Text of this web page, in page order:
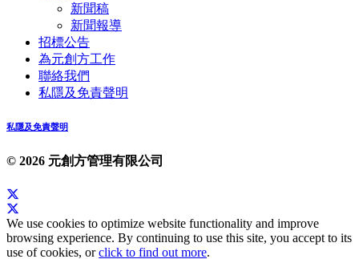
新聞稿
新聞報導
招標公告
為元創方工作
聯絡我們
私隱及免責聲明
私隱及免責聲明
© 2026 元創方管理有限公司
We use cookies to optimize website functionality and improve
browsing experience. By continuing to use this site, you accept to its
use of cookies, orclick to find out more.